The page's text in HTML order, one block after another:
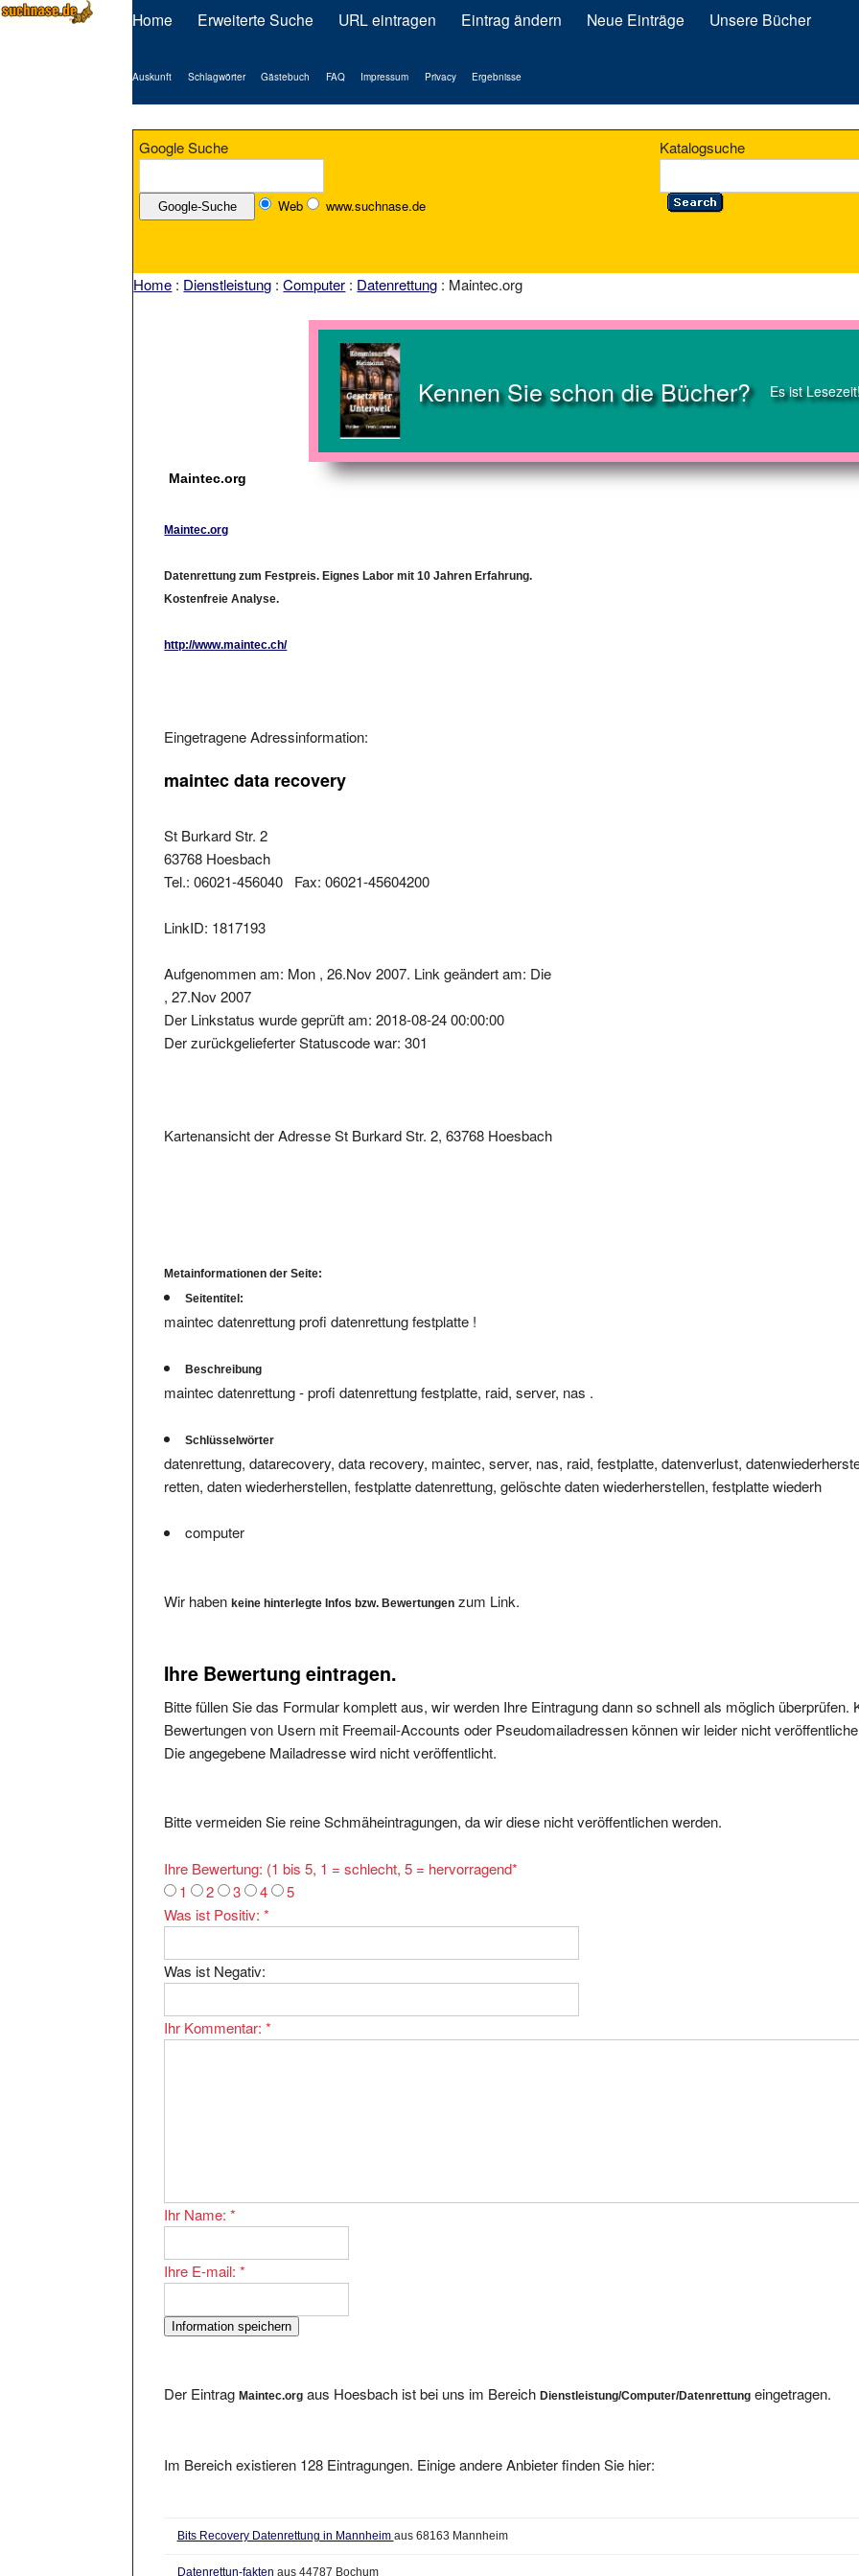
Home Erweiterte Suche URL eintragen Eintrag ändern Neue Einträge Unsere Bücher
Auskunft Schlagwörter Gästebuch FAQ Impressum Privacy Ergebnisse
Google Suche
Web www.suchnase.de
Katalogsuche
Home : Dienstleistung :Computer : Datenrettung : Maintec.org
Kennen Sie schon die Bücher? Es ist
Maintec.org
Maintec.org
Datenrettung zum Festpreis. Eignes Labor mit 10 Jahren Erfahrung.
Kostenfreie Analyse.
http://www.maintec.ch/
Eingetragene Adressinformation:
maintec data recovery
St Burkard Str. 2
63768 Hoesbach
Tel.: 06021-456040 Fax: 06021-45604200
LinkID: 1817193
Aufgenommen am: Mon , 26.Nov 2007. Link geändert am: Die
, 27.Nov 2007
Der Linkstatus wurde geprüft am: 2018-08-24 00:00:00
Der zurückgelieferter Statuscode war: 301
Kartenansicht der Adresse St Burkard Str. 2, 63768 Hoesbach
Metainformationen der Seite:
Seitentitel:
maintec datenrettung profi datenrettung festplatte !
Beschreibung
maintec datenrettung - profi datenrettung festplatte, raid, server, nas .
Schlüsselwörter
datenrettung, datarecovery, data recovery, maintec, server, nas, raid, festplatte, datenverlust,
retten, daten wiederherstellen, festplatte datenrettung, gelöschte daten wiederherstellen, festplatte wiederh
computer
Wir habenkeine hinterlegte Infos bzw. Bewertungen zum Link.
Ihre Bewertung eintragen.
Bitte füllen Sie das Formular komplett aus, wir werden Ihre Eintragung dann so schnell als möglich überprüfen.
Bewertungen von Usern mit Freemail-Accounts oder Pseudomailadressen können wir leider nicht
Die angegebene Mailadresse wird nicht veröffentlicht.
Bitte vermeiden Sie reine Schmäheintragungen, da wir diese nicht veröffentlichen werden.
Ihre Bewertung: (1 bis 5, 1 = schlecht, 5 = hervorragend*
1
2 3 4
5
Was ist Positiv:*
Was ist Negativ:
Ihr Kommentar:*
Ihr Name:*
Ihre E-mail:*
Der EintragMaintec.org aus Hoesbach ist bei uns im BereichDienstleistung/Computer/Datenrettung eingetragen.
Im Bereich existieren 128 Eintragungen. Einige andere Anbieter finden Sie hier:
Bits Recovery Datenrettung in Mannheim aus 68163 Mannheim
Datenrettun-fakten aus 44787 Bochum